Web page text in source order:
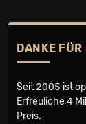
DANKE
Seit 2005 ist
Erfreuliche 4
Preis.